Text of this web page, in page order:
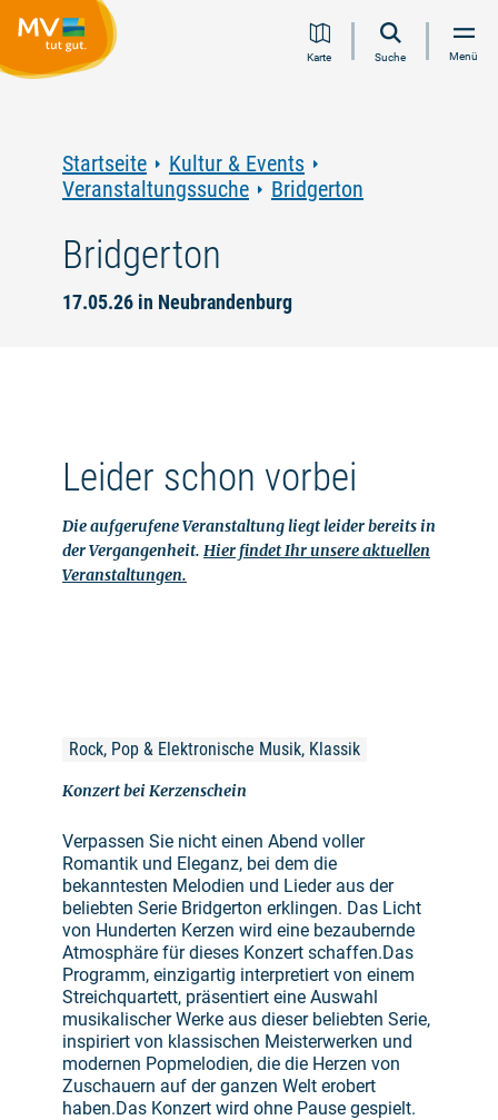
Inhalt
Navigation
Volltextsuche
FooterKarte Suche Menü
Startseite
Kultur & Events
Veranstaltungssuche
Bridgerton
Bridgerton
17.05.26 in Neubrandenburg
Leider schon vorbei
Die aufgerufene Veranstaltung liegt leider bereits in
der Vergangenheit. Hier findet Ihr unsere aktuellen
Veranstaltungen.
Rock, Pop & Elektronische Musik, Klassik
Konzert bei Kerzenschein
Verpassen Sie nicht einen Abend voller
Romantik und Eleganz, bei dem die
bekanntesten Melodien und Lieder aus der
beliebten Serie Bridgerton erklingen. Das Licht
von Hunderten Kerzen wird eine bezaubernde
Atmosphäre für dieses Konzert schaffen.Das
Programm, einzigartig interpretiert von einem
Streichquartett, präsentiert eine Auswahl
musikalischer Werke aus dieser beliebten Serie,
inspiriert von klassischen Meisterwerken und
modernen Popmelodien, die die Herzen von
Zuschauern auf der ganzen Welt erobert
haben.Das Konzert wird ohne Pause gespielt.